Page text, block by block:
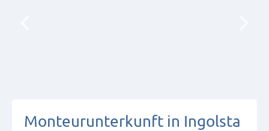
Monteurunterkunft in Ingolsta